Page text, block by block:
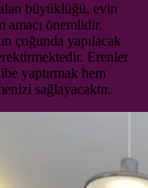
büyüklüğü, evin
amacı önemlidir.
çoğunda yapılacak
Erenler
yaptırmak hem
sağlayacaktır.